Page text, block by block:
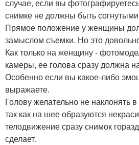
случае, если вы
снимке не должны быть
Прямое положение у женщины
замыслом съемки. Но это
Как только на женщину -
камеры, ее голова сразу должна
Особенно если вы какое-либо
выражаете.
Голову желательно не наклонять
так как на шее образуются
телодвижение сразу снимок
сделает.